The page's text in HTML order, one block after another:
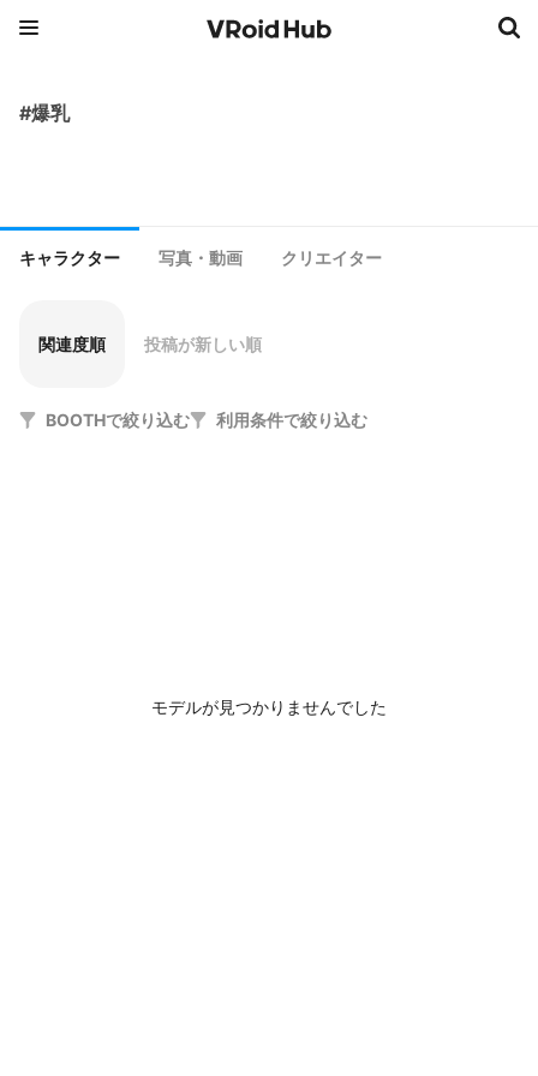
#爆乳
キャラクター 写真・動画 クリエイター
関連度順 投稿が新しい順
BOOTHで絞り込む 利用条件で絞り込む
モデルが見つかりませんでした